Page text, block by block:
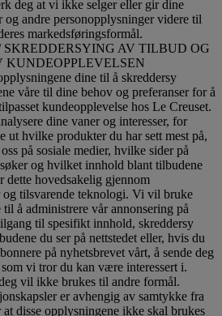
deg at vi ikke selger eller gir dine
andre personopplysninger videre til
markedsføringsformål.
SKREDDERSYING AV TILBUD OG
KUNDEOPPLEVELSEN
dine til å skreddersy
våre til dine behov og preferanser for å
kundeopplevelse hos Le Creuset.
dine vaner og interesser, for
ut hvilke produkter du har sett mest på,
på sosiale medier, hvilke sider på
og hvilket innhold blant tilbudene
dette hovedsakelig gjennom
og tilsvarende teknologi. Vi vil bruke
å administrere vår annonsering på
til spesifikt innhold, skreddersy
du ser på nettstedet eller, hvis du
på nyhetsbrevet vårt, å sende deg
vi tror du kan være interessert i.
vil ikke brukes til andre formål.
er avhengig av samtykke fra
disse opplysningene ikke skal brukes